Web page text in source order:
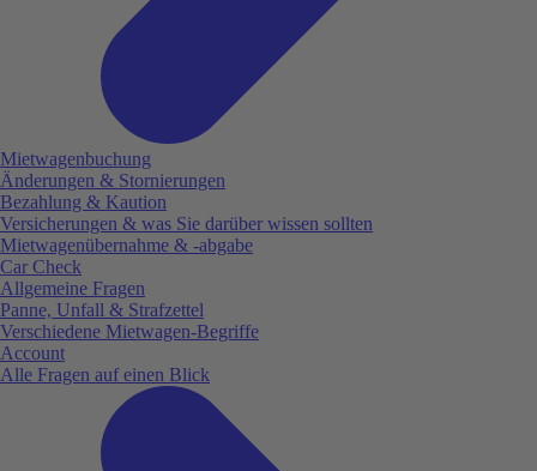
Mietwagenbuchung
Änderungen & Stornierungen
Bezahlung & Kaution
Versicherungen & was Sie darüber wissen sollten
Mietwagenübernahme & -abgabe
Car Check
Allgemeine Fragen
Panne, Unfall & Strafzettel
Verschiedene Mietwagen-Begriffe
Account
Alle Fragen auf einen Blick